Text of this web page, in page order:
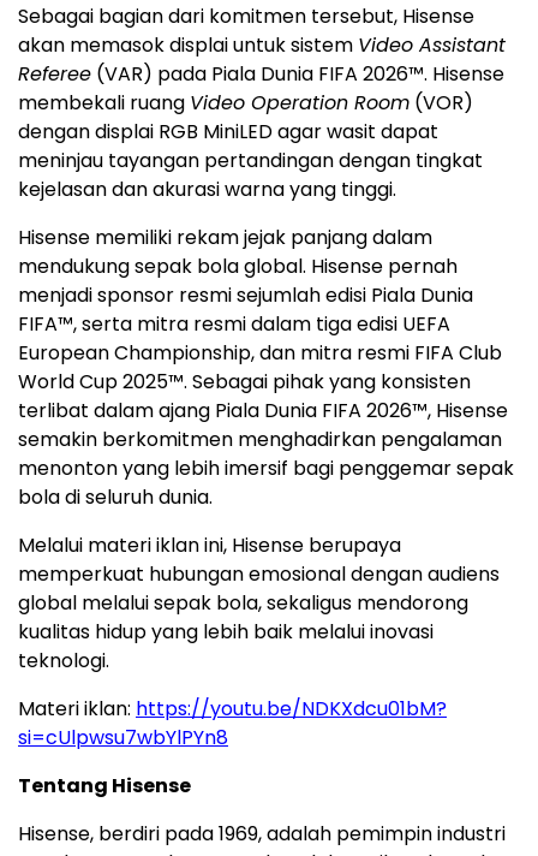
Sebagai bagian dari komitmen tersebut, Hisense
akan memasok displai untuk sistem Video Assistant
Referee (VAR) pada Piala Dunia FIFA 2026™. Hisense
membekali ruang Video Operation Room (VOR)
dengan displai RGB MiniLED agar wasit dapat
meninjau tayangan pertandingan dengan tingkat
kejelasan dan akurasi warna yang tinggi.
Hisense memiliki rekam jejak panjang dalam
mendukung sepak bola global. Hisense pernah
menjadi sponsor resmi sejumlah edisi Piala Dunia
FIFA™, serta mitra resmi dalam tiga edisi UEFA
European Championship, dan mitra resmi FIFA Club
World Cup 2025™. Sebagai pihak yang konsisten
terlibat dalam ajang Piala Dunia FIFA 2026™, Hisense
semakin berkomitmen menghadirkan pengalaman
menonton yang lebih imersif bagi penggemar sepak
bola di seluruh dunia.
Melalui materi iklan ini, Hisense berupaya
memperkuat hubungan emosional dengan audiens
global melalui sepak bola, sekaligus mendorong
kualitas hidup yang lebih baik melalui inovasi
teknologi.
Materi iklan: https://youtu.be/NDKXdcu01bM?
si=cUlpwsu7wbYlPYn8
Tentang Hisense
Hisense, berdiri pada 1969, adalah pemimpin industri